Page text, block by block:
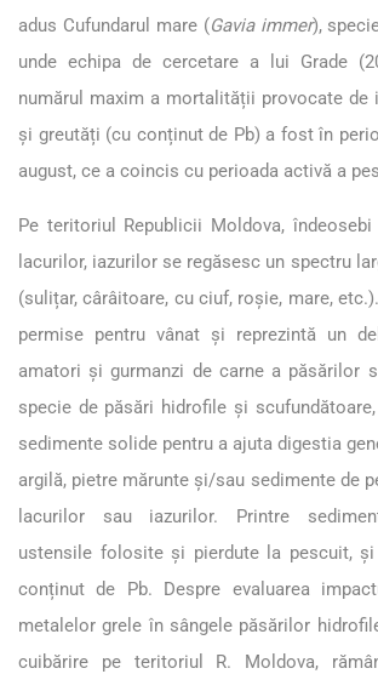
adus Cufundarul mare (Gavia immer),
unde echipa de cercetare a lui Grade
numărul maxim a mortalității provocate de
și greutăți (cu conținut de Pb) a fost în
august, ce a coincis cu perioada activă a
Pe teritoriul Republicii Moldova,
lacurilor, iazurilor se regăsesc un spectru
(sulițar, cârâitoare, cu ciuf, roșie, mare,
permise pentru vânat și reprezintă un
amatori și gurmanzi de carne a păsărilor
specie de păsări hidrofile și
sedimente solide pentru a ajuta digestia
argilă, pietre mărunte și/sau sedimente de
lacurilor sau iazurilor. Printre
ustensile folosite și pierdute la pescuit,
conținut de Pb. Despre evaluarea
metalelor grele în sângele păsărilor
cuibărire pe teritoriul R. Moldova,